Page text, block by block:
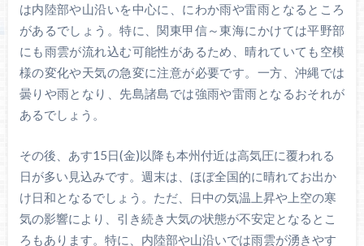
は内陸部や山沿いを中心に、にわか雨や雷雨となるところ
があるでしょう。特に、関東甲信～東海にかけては平野部
にも雨雲が流れ込む可能性があるため、晴れていても空模
様の変化や天気の急変に注意が必要です。一方、沖縄では
曇りや雨となり、先島諸島では強雨や雷雨となるおそれが
あるでしょう。
その後、あす15日(金)以降も本州付近は高気圧に覆われる
日が多い見込みです。週末は、ほぼ全国的に晴れてお出か
け日和となるでしょう。ただ、日中の気温上昇や上空の寒
気の影響により、引き続き大気の状態が不安定となるとこ
ろもあります。特に、内陸部や山沿いでは雨雲が湧きやす